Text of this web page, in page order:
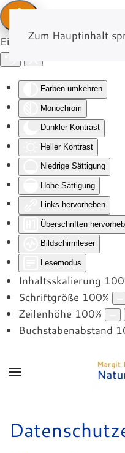
Eingabehilfen öffnen
Farben umkehren
Monochrom
Dunkler Kontrast
Heller Kontrast
Niedrige Sättigung
Hohe Sättigung
Links hervorheben
Überschriften
Bildschirmleser
Lesemodus
Inhaltsskalierung 100
Schriftgröße 100%
Zeilenhöhe 100%
Buchstabenabstand
Zum Hauptinhalt